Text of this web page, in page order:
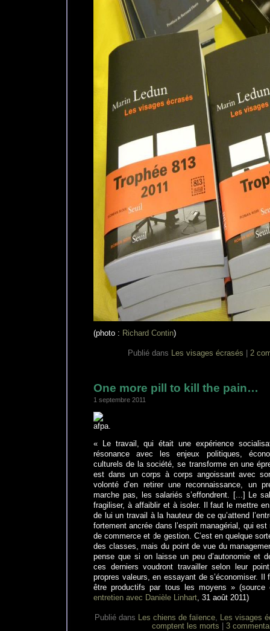
(photo : Richard Contin)
Publié dans Les visages écrasés 2
One more pill to kill the pain…
1 septembre 2011
« Le travail, qui était une expérience
résonance avec les enjeux politiques,
culturels de la société, se transforme en une
est dans un corps à corps angoissant avec
volonté d’en retirer une reconnaissance, un
marche pas, les salariés s’effondrent. [...] Le
fragiliser, à affaiblir et à isoler. Il faut le mettre
de lui un travail à la hauteur de ce qu’attend
fortement ancrée dans l’esprit managérial, qui
de commerce et de gestion. C’est en quelque
des classes, mais du point de vue du
pense que si on laisse un peu d’autonomie et
ces derniers voudront travailler selon leur
propres valeurs, en essayant de s’économiser. Il
être productifs par tous les moyens »
entretien avec Danièle Linhart , 31 août 2011)
Publié dans Les chiens de faïence,
Les visages
comptent les morts
3